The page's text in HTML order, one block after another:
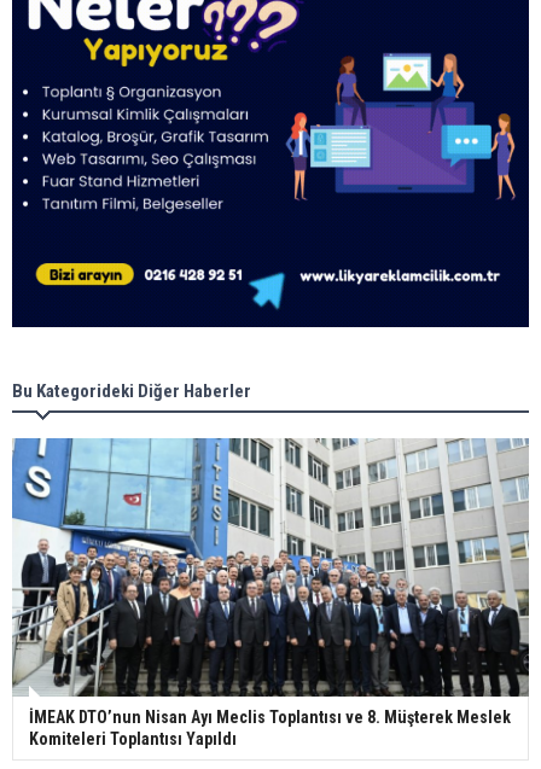
Bu Kategorideki Diğer Haberler
İMEAK DTO’nun Nisan Ayı Meclis Toplantısı ve 8. Müşterek Meslek
Komiteleri Toplantısı Yapıldı